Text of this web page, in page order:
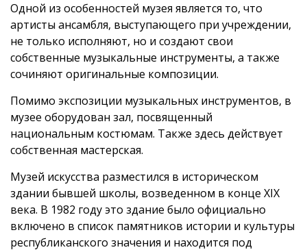
Одной из особенностей музея является то, что
артисты ансамбля, выступающего при учреждении,
не только исполняют, но и создают свои
собственные музыкальные инструменты, а также
сочиняют оригинальные композиции.
Помимо экспозиции музыкальных инструментов, в
музее оборудован зал, посвященный
национальным костюмам. Также здесь действует
собственная мастерская.
Музей искусства разместился в историческом
здании бывшей школы, возведенном в конце XIX
века. В 1982 году это здание было официально
включено в список памятников истории и культуры
республиканского значения и находится под